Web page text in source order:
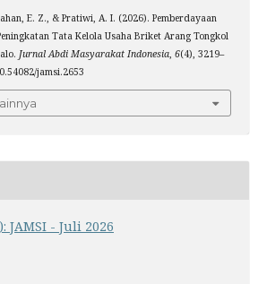
E. Z., & Pratiwi, A. I. (2026). Pemberdayaan
Tata Kelola Usaha Briket Arang Tongkol
Jurnal Abdi Masyarakat Indonesia, 6(4), 3219–
jamsi.2653
JAMSI - Juli 2026